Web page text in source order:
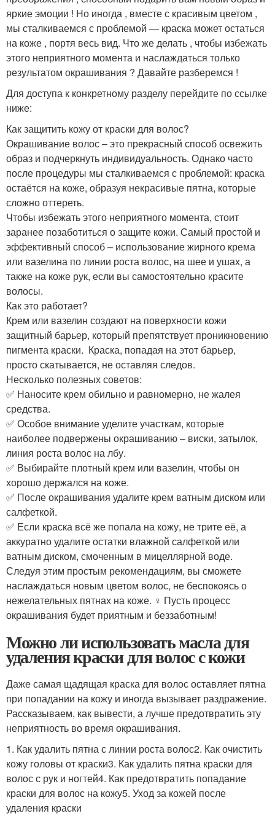
яркие эмоции ! Но иногда , вместе с красивым цветом ,
мы сталкиваемся с проблемой — краска может остаться
на коже , портя весь вид. Что же делать , чтобы избежать
этого неприятного момента и наслаждаться только
результатом окрашивания ? Давайте разберемся !
Для доступа к конкретному разделу перейдите по ссылке
ниже:
Как защитить кожу от краски для волос?
Окрашивание волос – это прекрасный способ освежить
образ и подчеркнуть индивидуальность. Однако часто
после процедуры мы сталкиваемся с проблемой: краска
остаётся на коже, образуя некрасивые пятна, которые
сложно оттереть.
Чтобы избежать этого неприятного момента, стоит
заранее позаботиться о защите кожи. Самый простой и
эффективный способ – использование жирного крема
или вазелина по линии роста волос, на шее и ушах, а
также на коже рук, если вы самостоятельно красите
волосы.
Как это работает?
Крем или вазелин создают на поверхности кожи
защитный барьер, который препятствует проникновению
пигмента краски. ️ Краска, попадая на этот барьер,
просто скатывается, не оставляя следов.
Несколько полезных советов:
✅ Наносите крем обильно и равномерно, не жалея
средства.
✅ Особое внимание уделите участкам, которые
наиболее подвержены окрашиванию – виски, затылок,
линия роста волос на лбу.
✅ Выбирайте плотный крем или вазелин, чтобы он
хорошо держался на коже.
✅ После окрашивания удалите крем ватным диском или
салфеткой.
✅ Если краска всё же попала на кожу, не трите её, а
аккуратно удалите остатки влажной салфеткой или
ватным диском, смоченным в мицеллярной воде.
Следуя этим простым рекомендациям, вы сможете
наслаждаться новым цветом волос, не беспокоясь о
нежелательных пятнах на коже. ‍♀️ Пусть процесс
окрашивания будет приятным и беззаботным!
Можно ли использовать масла для
удаления краски для волос с кожи
Даже самая щадящая краска для волос оставляет пятна
при попадании на кожу и иногда вызывает раздражение.
Рассказываем, как вывести, а лучше предотвратить эту
неприятность во время окрашивания.
1. Как удалить пятна с линии роста волос2. Как очистить
кожу головы от краски3. Как удалить пятна краски для
волос с рук и ногтей4. Как предотвратить попадание
краски для волос на кожу5. Уход за кожей после
удаления краски